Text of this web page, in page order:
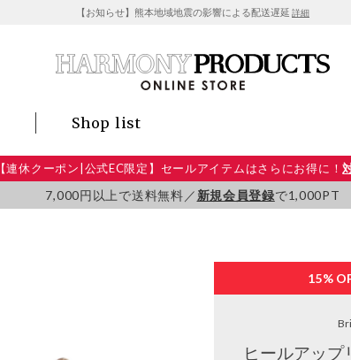
【お知らせ】熊本地域地震の影響による配送遅延 詳細
Shop list
【連休クーポン|公式EC限定】セールアイテムはさらにお得に！
7,000円以上で送料無料／ 新規会員登録で1,000PT
15%
ヒールアップ